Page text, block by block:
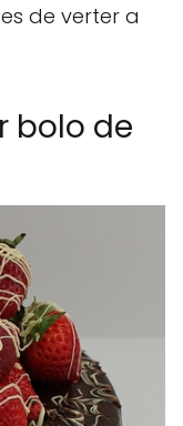
de verter a
bolo de